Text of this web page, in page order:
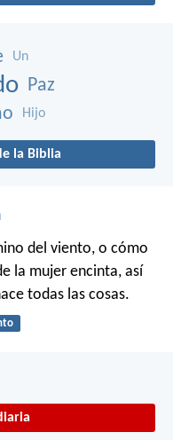
Un
Paz
Hijo
la Biblia
del viento, o cómo
la mujer encinta, así
todas las cosas.